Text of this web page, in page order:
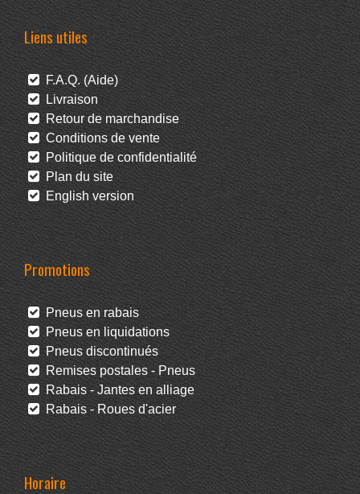
Liens utiles
F.A.Q. (Aide)
Livraison
Retour de marchandise
Conditions de vente
Politique de confidentialité
Plan du site
English version
Promotions
Pneus en rabais
Pneus en liquidations
Pneus discontinués
Remises postales - Pneus
Rabais - Jantes en alliage
Rabais - Roues d'acier
Horaire